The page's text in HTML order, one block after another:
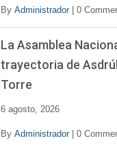
By Administrador 0
La Asamblea
trayectoria de
Torre
6 agosto, 2026
By Administrador 0